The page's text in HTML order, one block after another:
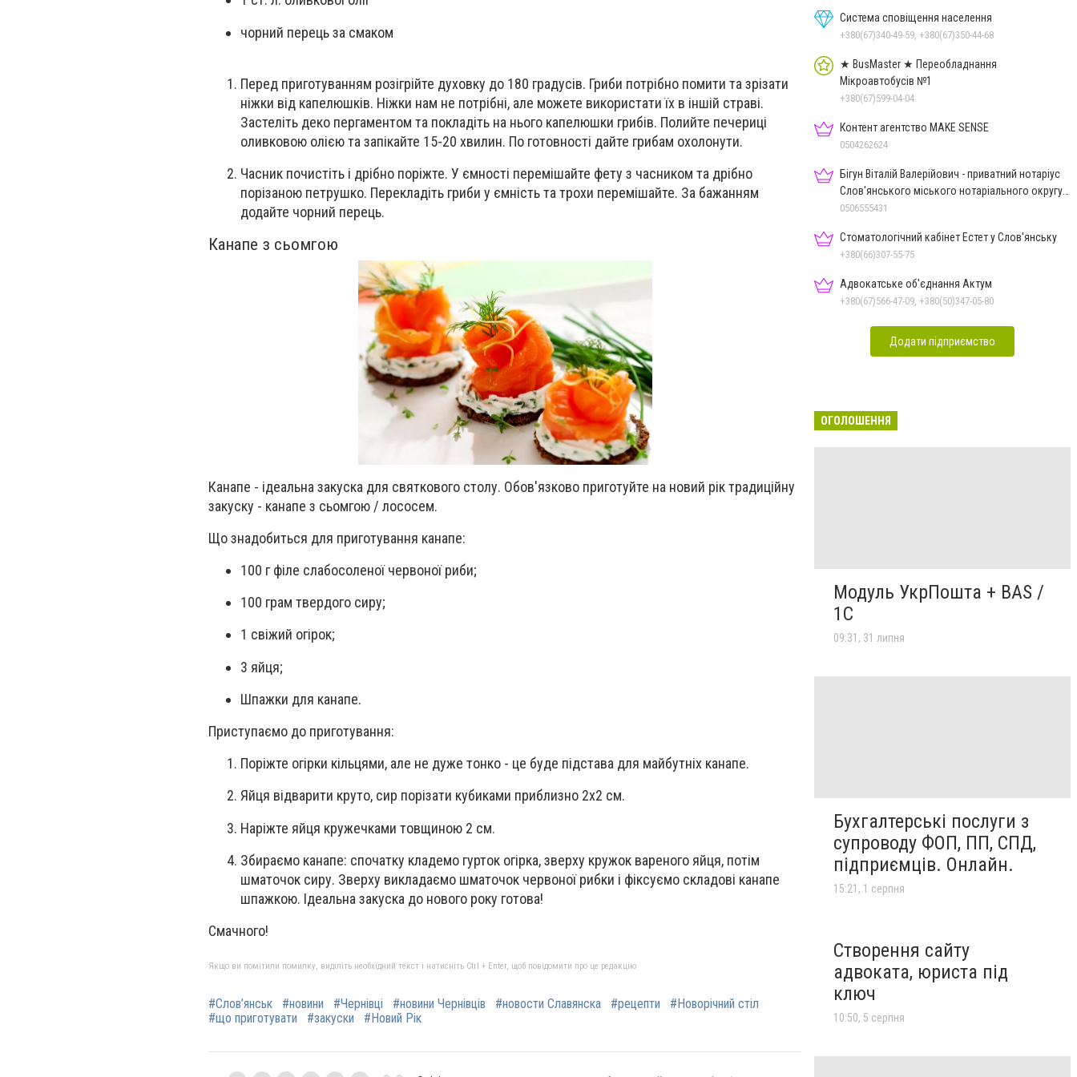
чорний перець за смаком
Перед приготуванням розігрійте духовку до 180 градусів. Гриби потрібно помити та зрізати
ніжки від капелюшків. Ніжки нам не потрібні, але можете використати їх в іншій страві.
Застеліть деко пергаментом та покладіть на нього капелюшки грибів. Полийте печериці
оливковою олією та запікайте 15-20 хвилин. По готовності дайте грибам охолонути.
Часник почистіть і дрібно поріжте. У ємності перемішайте фету з часником та дрібно
порізаною петрушко. Перекладіть гриби у ємність та трохи перемішайте. За бажанням
додайте чорний перець.
Канапе з сьомгою
Канапе - ідеальна закуска для святкового столу. Обов'язково приготуйте на новий рік традиційну
закуску - канапе з сьомгою / лососем.
Що знадобиться для приготування канапе:
100 г філе слабосоленої червоної риби;
100 грам твердого сиру;
1 свіжий огірок;
3 яйця;
Шпажки для канапе.
Приступаємо до приготування:
Поріжте огірки кільцями, але не дуже тонко - це буде підстава для майбутніх канапе.
Яйця відварити круто, сир порізати кубиками приблизно 2х2 см.
Наріжте яйця кружечками товщиною 2 см.
Збираємо канапе: спочатку кладемо гурток огірка, зверху кружок вареного яйця, потім
шматочок сиру. Зверху викладаємо шматочок червоної рибки і фіксуємо складові канапе
шпажкою. Ідеальна закуска до нового року готова!
Смачного!
Якщо ви помітили помилку, виділіть необхідний текст і натисніть Ctrl + Enter, щоб повідомити про це редакцію
#Слов’янськ #новини #Чернівці #новини Чернівців #новости Славянска #рецепти
#Новорічний стіл
#що приготувати
#закуски #Новий Рік
Система сповіщення населення
+380(67)340-49-59, +380(67)350-44-68
★ BusMaster ★ Переобладнання
Мікроавтобусів №1
+380(67)599-04-04
Контент агентство MAKE SENSE
0504262624
Бігун Віталій Валерійович - приватний нотаріус
Слов'янського міського нотаріального округу
Дон.обл.
0506555431
Стоматологічний кабінет Естет у Слов'янську
+380(66)307-55-75
Адвокатське об'єднання Актум
+380(67)566-47-09, +380(50)347-05-80
Додати підприємство
ОГОЛОШЕННЯ
Модуль УкрПошта + BAS /
1C
09:31, 31 липня
Бухгалтерські послуги з
супроводу ФОП, ПП, СПД,
підприємців. Онлайн.
15:21, 1 серпня
Створення сайту
адвоката, юриста під
ключ
10:50, 5 серпня